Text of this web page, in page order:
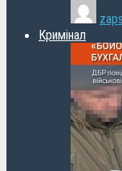
Кримінал